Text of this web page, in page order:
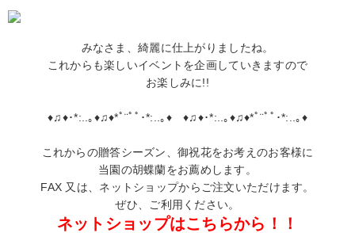
みなさま、綺麗に仕上がりましたね。
これからも楽しいイベントを企画していきますので
お楽しみに!!
♦♫♦･*:..｡♦♫♦*ﾟ¨ﾟﾟ･*:..｡♦ ♦♫♦･*:..｡♦♫♦*ﾟ¨ﾟﾟ･*:..｡♦
これからの贈答シーズン、御祝花をお考えのお客様に
当園の胡蝶蘭をお薦めします。
FAX 又は、ネットショップからご注文いただけます。
ぜひ、ご利用ください。
ネットショップはこちらから！！